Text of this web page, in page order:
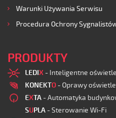
Warunki Używania Serwisu
Procedura Ochrony
PRODUKTY
LEDIX - Inteligentne
KONEKTO - Oprawy
EXTA - Automatyka
SUPLA - Sterowanie Wi-Fi